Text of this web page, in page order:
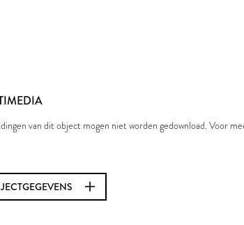
van dit object mogen niet worden gedownload. Voor